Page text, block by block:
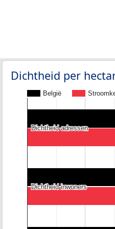
Dichtheid per
België
Dichtheid adressen
Dichtheid adressen
Dichtheid inwoners
Dichtheid inwoners